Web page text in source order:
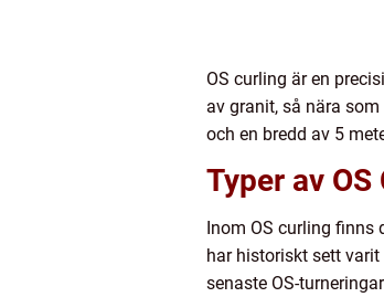
OS curling är en
av granit, så nära
och en bredd av 5
Typer av OS
Inom OS curling
har historiskt sett
senaste OS-